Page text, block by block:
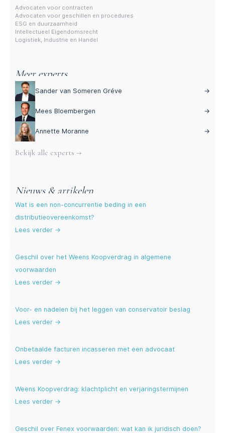
Advocaten voor contracten
Advocaten voor geschillen en procedures
ESG en duurzaamheid
Intellectueel Eigendomsrecht
Logistiek, Industrie en Handel
Meer experts
Sander van Someren Gréve →
Mees Bloembergen →
Annette Moranne →
Bekijk alle experts →
Nieuws & artikelen
Wat is een non-concurrentie beding in een
distributieovereenkomst?
Lees verder →
Geschil over het Weens Koopverdrag in algemene
voorwaarden
Lees verder →
Voor- en nadelen bij het leggen van conservatoir beslag
Lees verder →
Onbetaalde facturen incasseren met een advocaat
Lees verder →
Weens Koopverdrag: klachtplicht en verjaringstermijnen
Lees verder →
Geschil over Fenex voorwaarden: wat kan ik juridisch doen?